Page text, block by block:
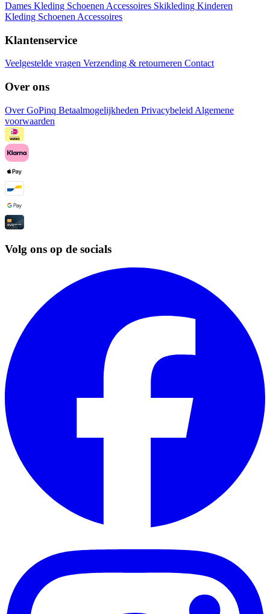
Dames Kleding Schoenen Accessoires Skikleding Kinderen
Kleding Schoenen Accessoires
Klantenservice
Veelgestelde vragen Verzending & retourneren Contact
Over ons
Over GoPinq Betaalmogelijkheden Privacybeleid Algemene
voorwaarden
Volg ons op de socials